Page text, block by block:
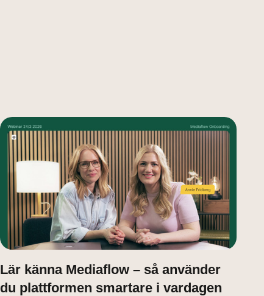
Lär känna Mediaflow – så använder
du plattformen smartare i vardagen